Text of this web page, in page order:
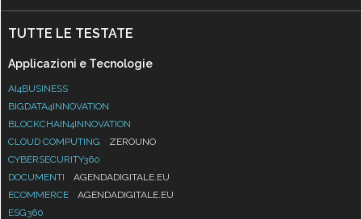
TUTTE LE TESTATE
Applicazioni e Tecnologie
AI4BUSINESS
BIGDATA4INNOVATION
BLOCKCHAIN4INNOVATION
CLOUD COMPUTING
ZEROUNO
CYBERSECURITY360
DOCUMENTI
AGENDADIGITALE.EU
ECOMMERCE
AGENDADIGITALE.EU
ESG360